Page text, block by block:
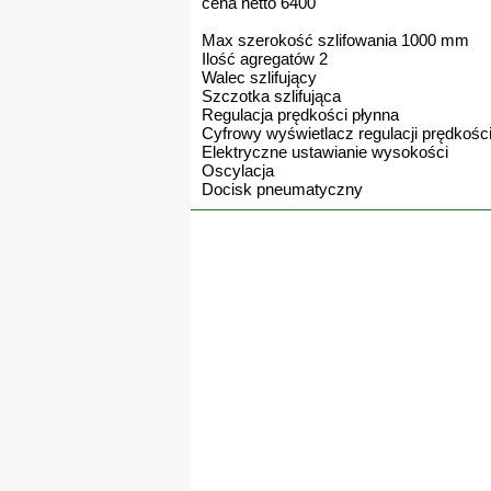
Max szerokość szlifowania 1000 mm
Ilość agregatów 2
Walec szlifujący
Szczotka szlifująca
Regulacja prędkości płynna
Cyfrowy wyświetlacz regulacji prędkości
Elektryczne ustawianie wysokości
Oscylacja
Docisk pneumatyczny